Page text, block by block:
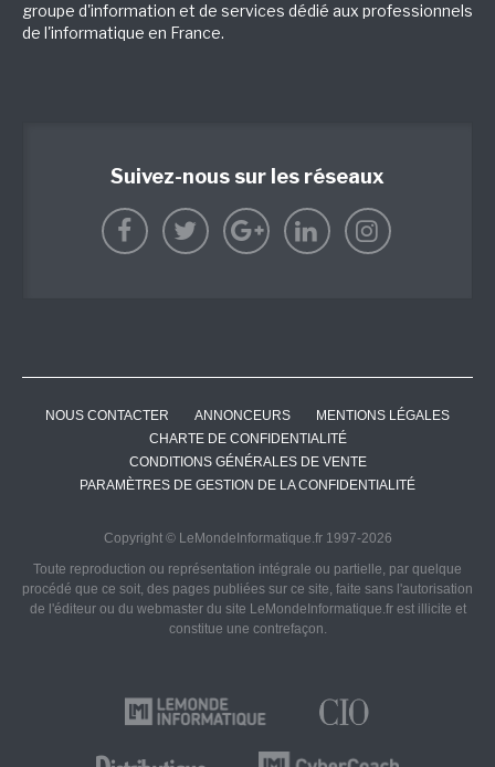
groupe d'information et de services dédié aux professionnels
de l'informatique en France.
Suivez-nous sur les réseaux
NOUS CONTACTER ANNONCEURS
MENTIONS LÉGALES
CHARTE DE CONFIDENTIALITÉ
CONDITIONS GÉNÉRALES DE VENTE
PARAMÈTRES DE GESTION DE LA CONFIDENTIALITÉ
Copyright © LeMondeInformatique.fr 1997-2026
Toute reproduction ou représentation intégrale ou partielle, par quelque
procédé que ce soit, des pages publiées sur ce site, faite sans l'autorisation
de l'éditeur ou du webmaster du site LeMondeInformatique.fr est illicite et
constitue une contrefaçon.